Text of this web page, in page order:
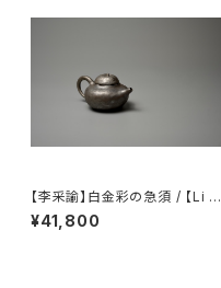
【李采諭】白金彩の急須 / 【Li C
aiyu】Platinum Decoration t
eapot
¥41,800